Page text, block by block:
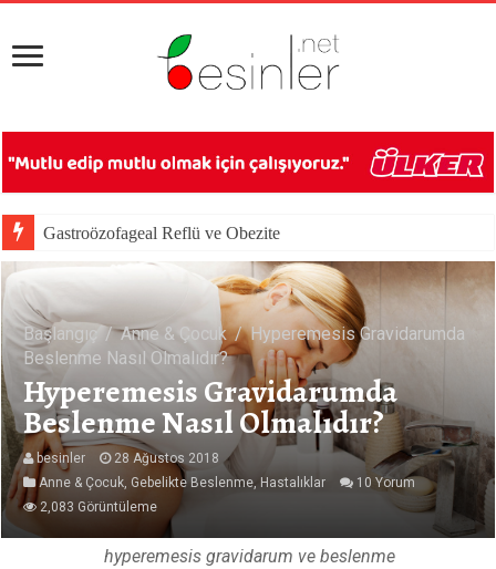
Gastroözofageal Reflü ve Obezite
Besin Reklamlarının Beslenme Tercihleri Üzerine Etkileri
Başlangıç / Anne & Çocuk / Hyperemesis Gravidarumda
Beslenme Nasıl Olmalıdır?
Hyperemesis Gravidarumda
Beslenme Nasıl Olmalıdır?
besinler
28 Ağustos 2018
Anne & Çocuk, Gebelikte Beslenme, Hastalıklar
10 Yorum
2,083 Görüntüleme
hyperemesis gravidarum ve beslenme